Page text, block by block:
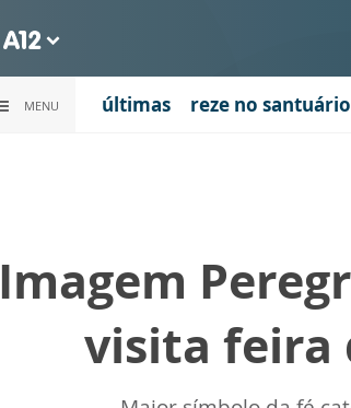
MENU últimas reze no santuário
Imagem
visita feira